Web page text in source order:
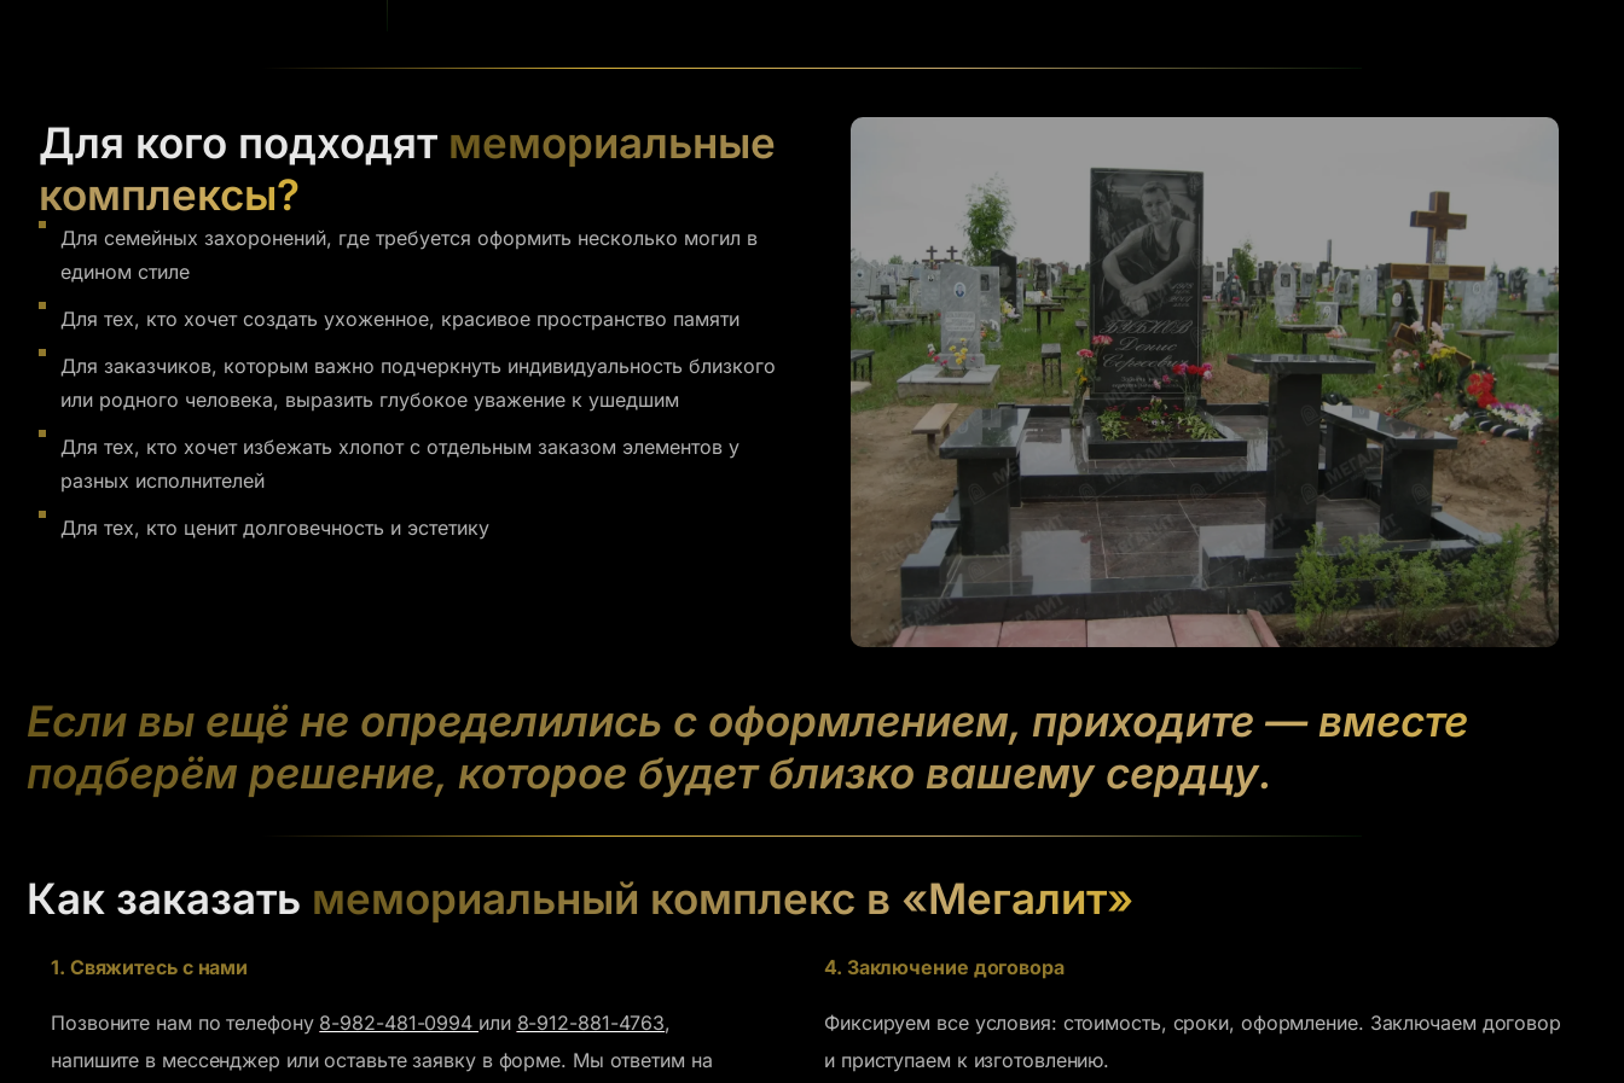
Для кого подходят мемориальные
комплексы?
Для семейных захоронений, где требуется оформить несколько могил в
едином стиле
Для тех, кто хочет создать ухоженное, красивое пространство памяти
Для заказчиков, которым важно подчеркнуть индивидуальность близкого
или родного человека, выразить глубокое уважение к ушедшим
Для тех, кто хочет избежать хлопот с отдельным заказом элементов у
разных исполнителей
Для тех, кто ценит долговечность и эстетику
Если вы ещё не определились с оформлением, приходите — вместе
подберём решение, которое будет близко вашему сердцу.
Как заказать мемориальный комплекс в «Мегалит»
1. Свяжитесь с нами
Позвоните нам по телефону 8-982-481-0994 или 8-912-881-4763,
напишите в мессенджер или оставьте заявку в форме. Мы ответим на
4. Заключение договора
Фиксируем все условия: стоимость, сроки, оформление. Заключаем договор
и приступаем к изготовлению.